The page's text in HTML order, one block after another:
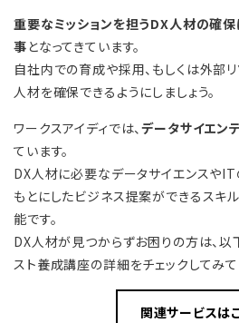
重要なミッションを担うDX人材の確保
事となってきています。
自社内での育成や採用、もしくは外部
人材を確保できるようにしましょう。
ワークスアイディでは、データサイエン
ています。
DX人材に必要なデータサイエンスやIT
もとにしたビジネス提案ができるスキ
能です。
DX人材が見つからずお困りの方は、以
スト養成講座の詳細をチェックしてみて
関連サービスは